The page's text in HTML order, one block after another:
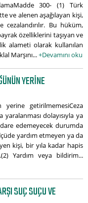
300- (1) Türk
ve alenen aşağılayan kişi,
Bu hüküm,
özelliklerini taşıyan ve
alameti olarak kullanılan
Marşını...+Devamını oku
YERINE
getirilmemesiCeza
yaralanması dolayısıyla ya
edemeyecek durumda
yardım etmeyen ya da
kişi, bir yıla kadar hapis
Yardım veya bildirim...
SUÇ SUÇU VE